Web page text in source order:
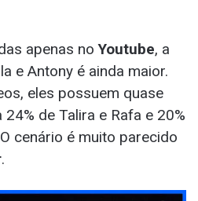
apenas noYoutube, a
e Antony é ainda maior.
eles possuem quase
de Talira e Rafa e 20%
cenário é muito parecido
.